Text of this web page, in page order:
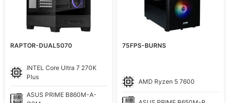
RAPTOR-DUAL5070
INTEL Core Ultra 7 270K
Plus
ASUS PRIME B860M-A-
75FPS-BURNS
AMD Ryzen 5 7600